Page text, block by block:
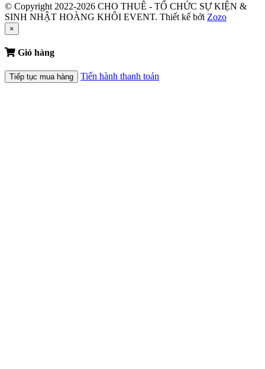
© Copyright 2022-2026 CHO THUÊ - TỔ CHỨC SỰ KIỆN &
SINH NHẬT HOÀNG KHÔI EVENT. Thiết kế bởi Zozo
×
Giỏ hàng
Tiếp tục mua hàng Tiến hành thanh toán